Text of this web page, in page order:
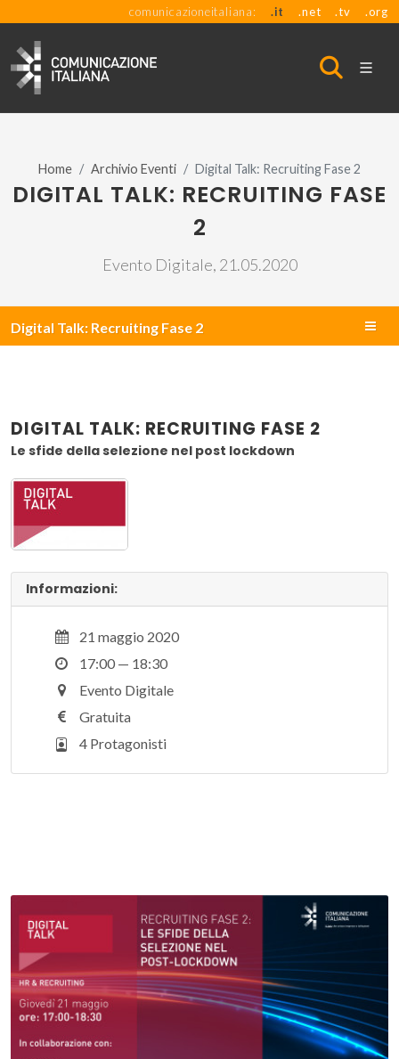
comunicazioneitaliana: .it .net .tv .org
Home Archivio Eventi Digital Talk: Recruiting Fase 2
DIGITAL TALK: RECRUITING FASE
2
Evento Digitale, 21.05.2020
Digital Talk: Recruiting Fase 2
DIGITAL TALK: RECRUITING FASE 2
Le sfide della selezione nel post lockdown
Informazioni:
21 maggio 2020
17:00 — 18:30
Evento Digitale
Gratuita
4 Protagonisti